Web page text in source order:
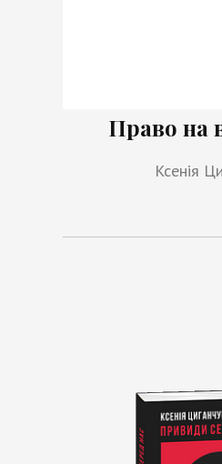
Право на
Ксенія